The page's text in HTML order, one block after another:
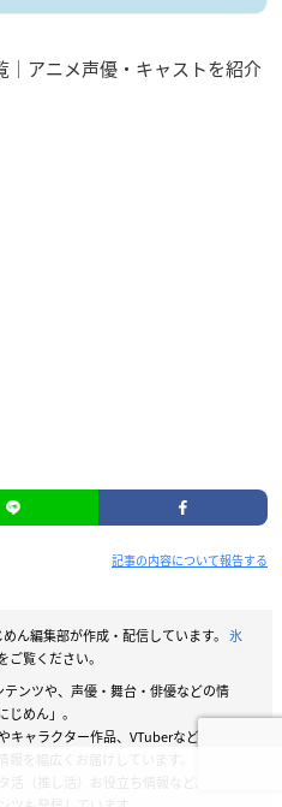
｜アニメ声優・キャストを紹介
記事の内容について報告する
ん編集部が作成・配信しています。 氷
覧ください。
ンツや、声優・舞台・俳優などの情
めん」。
ャラクター作品、VTuberなどストリー
を幅広くお届けしています。
活（推し活）お役立ち情報など、女性オ